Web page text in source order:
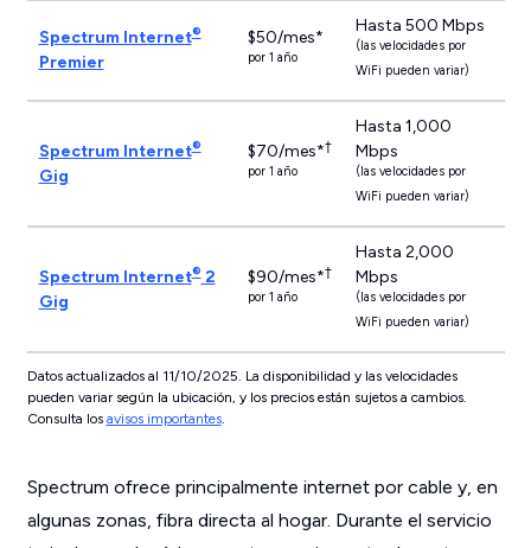
Spectrum Internet®
Premier
$50/mes*
por 1 año
Hasta 500 Mbps
(las velocidades por
WiFi pueden variar)
Spectrum Internet®
Gig
$70/mes*†
por 1 año
Hasta 1,000
Mbps
(las velocidades por
WiFi pueden variar)
Spectrum Internet®2
Gig
$90/mes*†
por 1 año
Hasta 2,000
Mbps
(las velocidades por
WiFi pueden variar)
Datos actualizados al 11/10/2025. La disponibilidad y las velocidades
pueden variar según la ubicación, y los precios están sujetos a cambios.
Consulta los avisos importantes.
Spectrum ofrece principalmente internet por cable y, en
algunas zonas, fibra directa al hogar. Durante el servicio